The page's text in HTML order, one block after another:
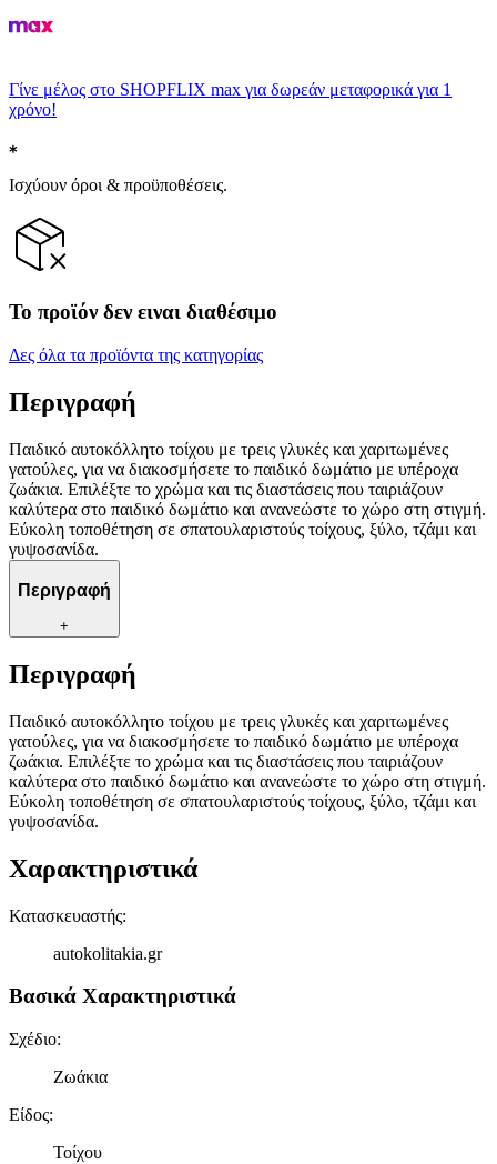
Γίνε μέλος στο SHOPFLIX max για δωρεάν μεταφορικά για 1
χρόνο!
Ισχύουν όροι & προϋποθέσεις.
Το προϊόν δεν ειναι διαθέσιμο
Δες όλα τα προϊόντα της κατηγορίας
Περιγραφή
Παιδικό αυτοκόλλητο τοίχου με τρεις γλυκές και χαριτωμένες
γατούλες, για να διακοσμήσετε το παιδικό δωμάτιο με υπέροχα
ζωάκια. Επιλέξτε το χρώμα και τις διαστάσεις που ταιριάζουν
καλύτερα στο παιδικό δωμάτιο και ανανεώστε το χώρο στη στιγμή.
Εύκολη τοποθέτηση σε σπατουλαριστούς τοίχους, ξύλο, τζάμι και
γυψοσανίδα.
Περιγραφή
+
Περιγραφή
Παιδικό αυτοκόλλητο τοίχου με τρεις γλυκές και χαριτωμένες
γατούλες, για να διακοσμήσετε το παιδικό δωμάτιο με υπέροχα
ζωάκια. Επιλέξτε το χρώμα και τις διαστάσεις που ταιριάζουν
καλύτερα στο παιδικό δωμάτιο και ανανεώστε το χώρο στη στιγμή.
Εύκολη τοποθέτηση σε σπατουλαριστούς τοίχους, ξύλο, τζάμι και
γυψοσανίδα.
Χαρακτηριστικά
Κατασκευαστής:
autokolitakia.gr
Βασικά Χαρακτηριστικά
Σχέδιο:
Ζωάκια
Είδος:
Τοίχου